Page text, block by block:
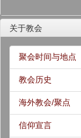
关于教会
聚会时间与地点
教会历史
海外教会/聚点
信仰宣言